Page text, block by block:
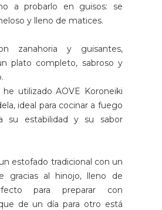
a probarlo en guisos: se
y lleno de matices.
zanahoria y guisantes,
plato completo, sabroso y
utilizado AOVE Koroneiki
ideal para cocinar a fuego
su estabilidad y su sabor
estofado tradicional con un
gracias al hinojo, lleno de
para preparar con
de un día para otro está